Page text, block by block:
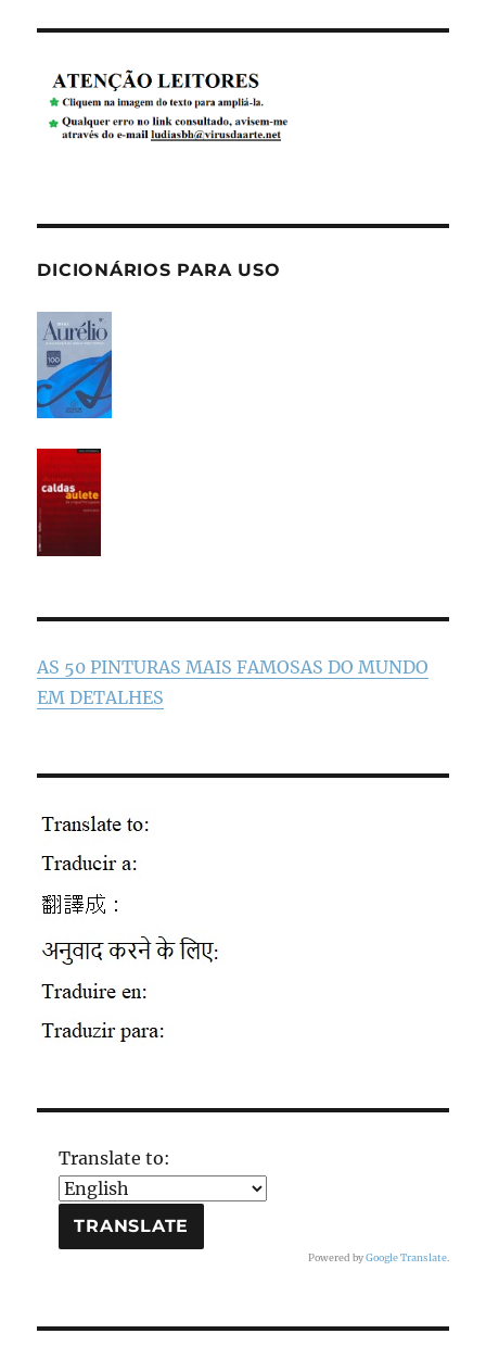
DICIONÁRIOS PARA USO
AS 50 PINTURAS MAIS FAMOSAS DO MUNDO
EM DETALHES
Translate to:
Powered byGoogle Translate.